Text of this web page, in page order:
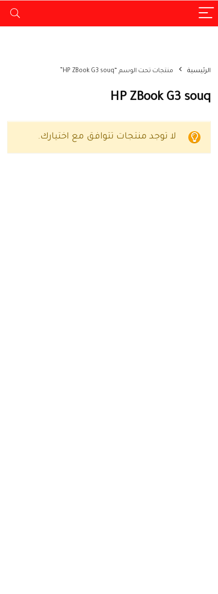
الرئيسية منتجات تحت الوسم “HP ZBook G3 souq”
HP ZBook G3 souq
لا توجد منتجات تتوافق مع اختيارك.